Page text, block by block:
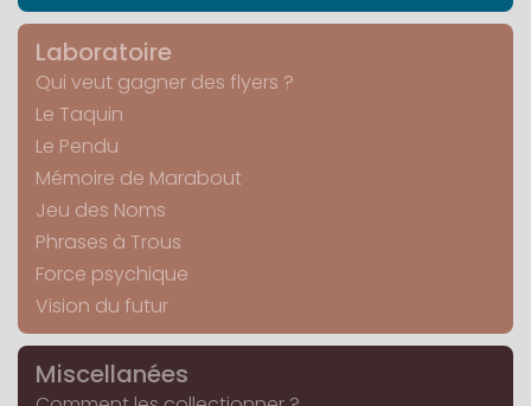
Laboratoire
Qui veut gagner des flyers ?
Le Taquin
Le Pendu
Mémoire de Marabout
Jeu des Noms
Phrases à Trous
Force psychique
Vision du futur
Miscellanées